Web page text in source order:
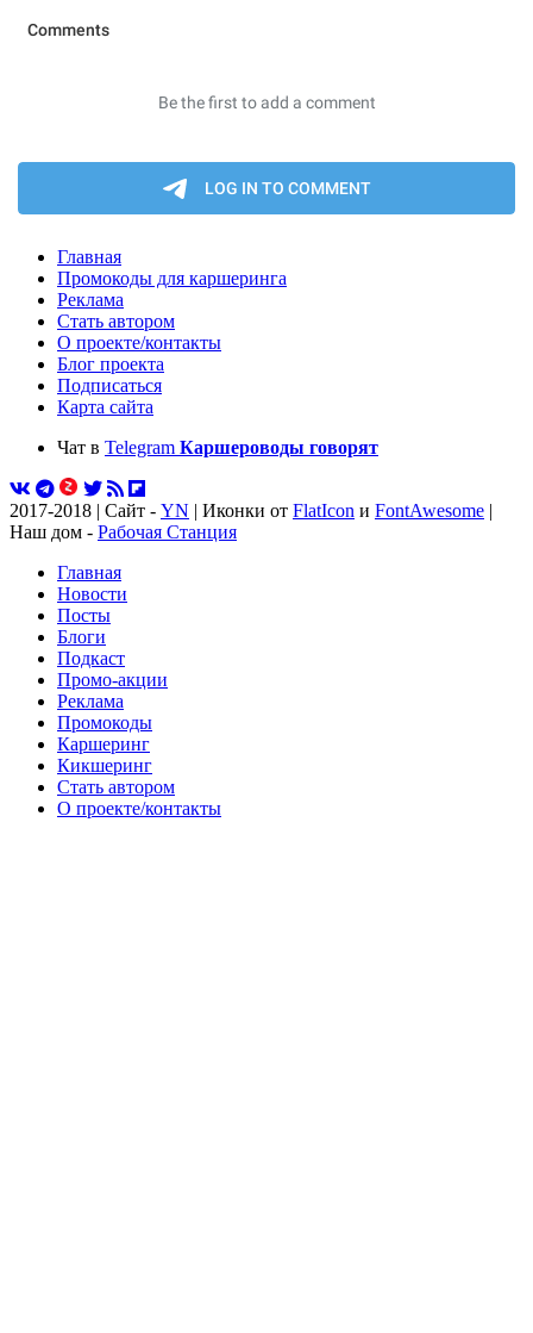
Главная
Промокоды для каршеринга
Реклама
Стать автором
О проекте/контакты
Блог проекта
Подписаться
Карта сайта
Чат в Telegram Каршероводы говорят
2017-2018 | Сайт - YN | Иконки от FlatIcon и FontAwesome |
Наш дом - Рабочая Станция
Главная
Новости
Посты
Блоги
Подкаст
Промо-акции
Реклама
Промокоды
Каршеринг
Кикшеринг
Стать автором
О проекте/контакты